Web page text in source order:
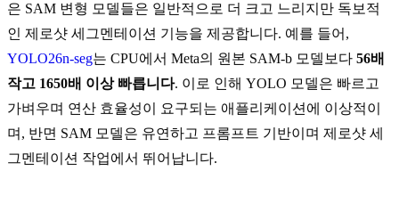
은 SAM 변형 모델들은 일반적으로 더 크고 느리지만 독보적
인 제로샷 세그멘테이션 기능을 제공합니다. 예를 들어,
YOLO26n-seg는 CPU에서 Meta의 원본 SAM-b 모델보다 56배
작고 1650배 이상 빠릅니다. 이로 인해 YOLO 모델은 빠르고
가벼우며 연산 효율성이 요구되는 애플리케이션에 이상적이
며, 반면 SAM 모델은 유연하고 프롬프트 기반이며 제로샷 세
그멘테이션 작업에서 뛰어납니다.